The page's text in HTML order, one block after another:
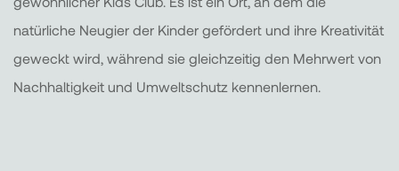
natürliche Neugier der Kinder gefördert und ihre Kreativität
geweckt wird, während sie gleichzeitig den Mehrwert von
Nachhaltigkeit und Umweltschutz kennenlernen.